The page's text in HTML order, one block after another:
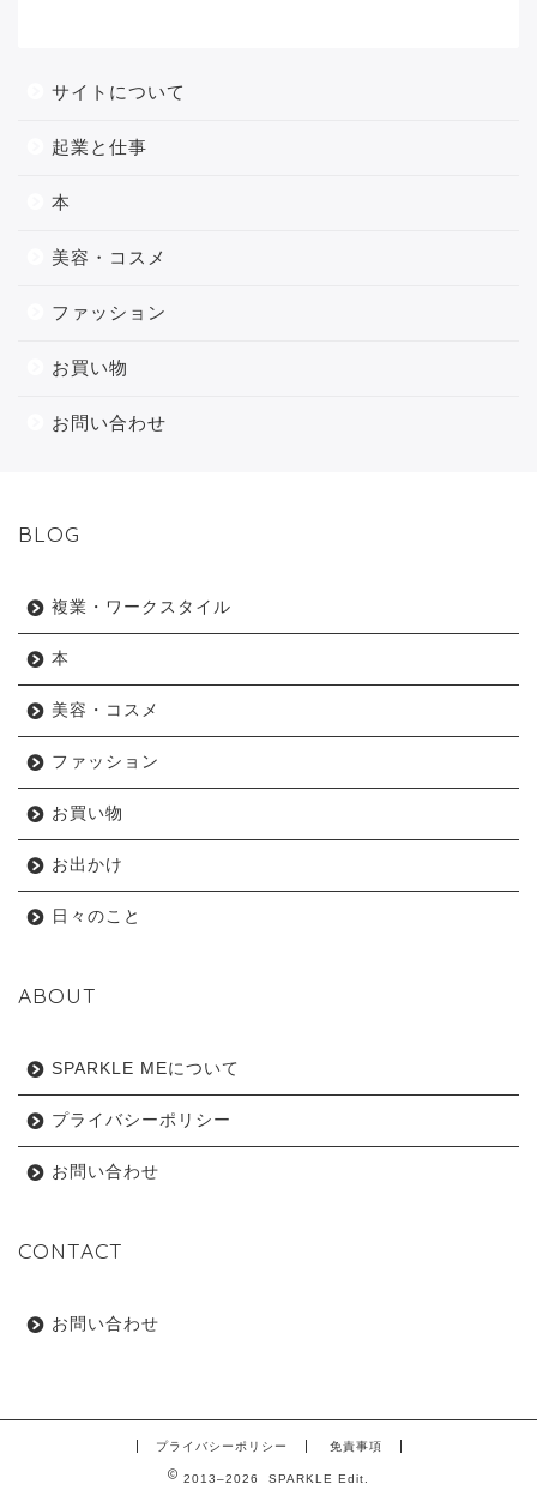
サイトについて
起業と仕事
本
美容・コスメ
ファッション
お買い物
お問い合わせ
BLOG
複業・ワークスタイル
本
美容・コスメ
ファッション
お買い物
お出かけ
日々のこと
ABOUT
SPARKLE MEについて
プライバシーポリシー
お問い合わせ
CONTACT
お問い合わせ
プライバシーポリシー 免責事項
2013–2026 SPARKLE Edit.